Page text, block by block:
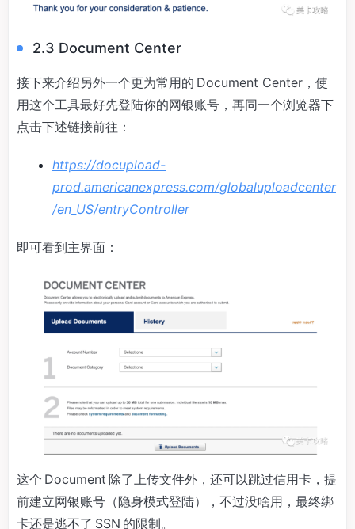
2.3 Document Center
接下来介绍另外一个更为常用的 Document Center，使
用这个工具最好先登陆你的网银账号，再同一个浏览器下
点击下述链接前往：
https://docupload-
prod.americanexpress.com/globaluploadcenter
/en_US/entryController
即可看到主界面：
这个 Document 除了上传文件外，还可以跳过信用卡，提
前建立网银账号（隐身模式登陆），不过没啥用，最终绑
卡还是逃不了 SSN 的限制。